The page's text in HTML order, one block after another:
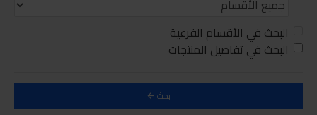
البحث في الأقسام الفرعية
البحث في تفاصيل المنتجات
بحث